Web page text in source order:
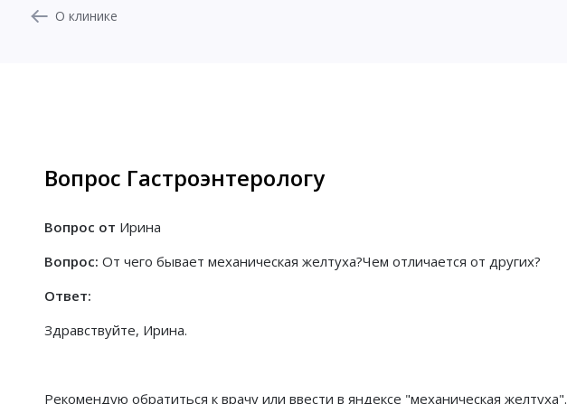
О клинике
Вопрос Гастроэнтерологу
Вопрос от Ирина
Вопрос: От чего бывает механическая желтуха?Чем отличается от других?
Ответ:
Здравствуйте, Ирина.
Рекомендую обратиться к врачу или ввести в яндексе "механическая желтуха".
+7 (343) 270-17-21